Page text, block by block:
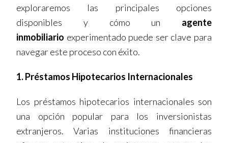
exploraremos las principales opciones
disponibles y cómo un agente
inmobiliario experimentado puede ser clave para
navegar este proceso con éxito.
1. Préstamos Hipotecarios Internacionales
Los préstamos hipotecarios internacionales son
una opción popular para los inversionistas
extranjeros. Varias instituciones financieras